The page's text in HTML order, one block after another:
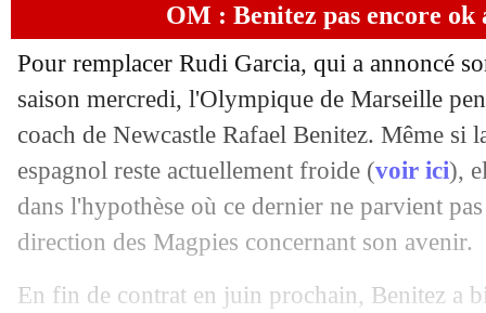
OM : Benitez pas encore ok
Pour remplacer Rudi Garcia, qui a annoncé
saison mercredi, l'Olympique de Marseille
coach de Newcastle Rafael Benitez. Même si
espagnol reste actuellement froide (voir ici),
dans l'hypothèse où ce dernier ne parvient
direction des Magpies concernant son avenir.
En fin de contrat en juin prochain, Benitez a
23/05 PSG: Tuchel répond au "speech" de
23/05 Real: Vinicius a passé "une année
Sondage MF: Blanc, meilleur choix
23/05 Atletico: fin d'aventure pour
Real : Zidane prêt à foncer sur Ziyech